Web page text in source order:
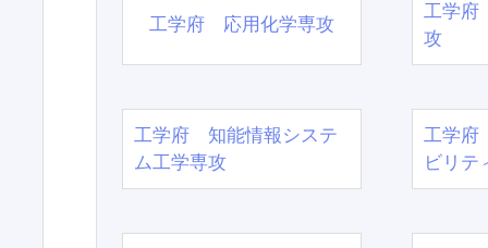
工学府 応用化学専攻
工学府
攻
工学府 知能情報システ
ム工学専攻
工学府
ビリテ